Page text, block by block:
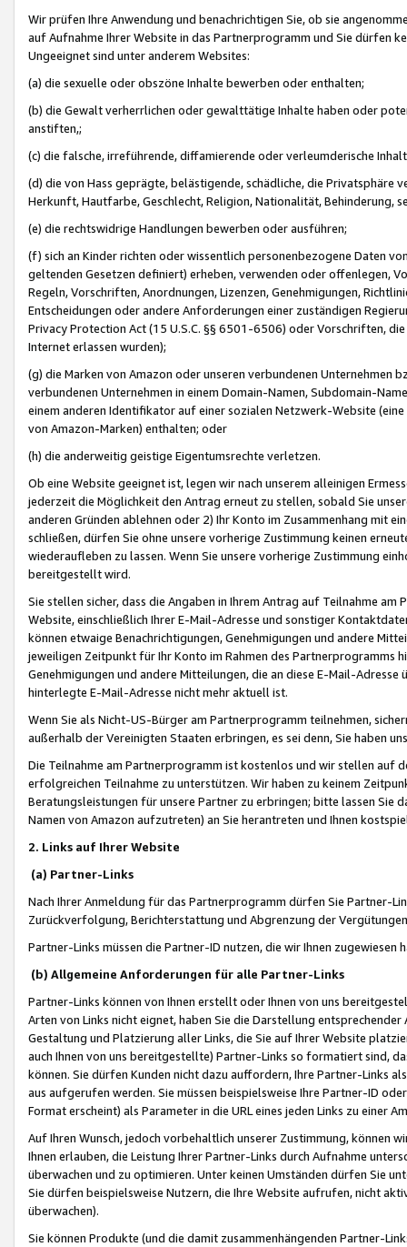
Wir prüfen Ihre Anwendung und benachrichtigen Sie, ob sie
auf Aufnahme Ihrer Website in das Partnerprogramm und Sie dürfen
Ungeeignet sind unter anderem Websites:
(a) die sexuelle oder obszöne Inhalte bewerben oder enthalten;
(b) die Gewalt verherrlichen oder gewalttätige Inhalte haben oder
anstiften,;
(c) die falsche, irreführende, diffamierende oder verleumderische
(d) die von Hass geprägte, belästigende, schädliche, die Privatsphäre
Herkunft, Hautfarbe, Geschlecht, Religion, Nationalität, Behinderung,
(e) die rechtswidrige Handlungen bewerben oder ausführen;
(f) sich an Kinder richten oder wissentlich personenbezogene Daten
geltenden Gesetzen definiert) erheben, verwenden oder offenlegen,
Regeln, Vorschriften, Anordnungen, Lizenzen, Genehmigungen,
Entscheidungen oder andere Anforderungen einer zuständigen
Privacy Protection Act (15 U.S.C. §§ 6501-6506) oder Vorschriften,
Internet erlassen wurden);
(g) die Marken von Amazon oder unseren verbundenen Unternehmen
verbundenen Unternehmen in einem Domain-Namen, Subdomain-
einem anderen Identifikator auf einer sozialen Netzwerk-Website
von Amazon-Marken) enthalten; oder
(h) die anderweitig geistige Eigentumsrechte verletzen.
Ob eine Website geeignet ist, legen wir nach unserem alleinigen
jederzeit die Möglichkeit den Antrag erneut zu stellen, sobald Sie
anderen Gründen ablehnen oder 2) Ihr Konto im Zusammenhang mit
schließen, dürfen Sie ohne unsere vorherige Zustimmung keinen
wiederaufleben zu lassen. Wenn Sie unsere vorherige Zustimmung
bereitgestellt wird.
Sie stellen sicher, dass die Angaben in Ihrem Antrag auf Teilnahme
Website, einschließlich Ihrer E-Mail-Adresse und sonstiger
können etwaige Benachrichtigungen, Genehmigungen und andere
jeweiligen Zeitpunkt für Ihr Konto im Rahmen des Partnerprogramms
Genehmigungen und andere Mitteilungen, die an diese E-Mail-
hinterlegte E-Mail-Adresse nicht mehr aktuell ist.
Wenn Sie als Nicht-US-Bürger am Partnerprogramm teilnehmen,
außerhalb der Vereinigten Staaten erbringen, es sei denn, Sie haben
Die Teilnahme am Partnerprogramm ist kostenlos und wir stellen auf
erfolgreichen Teilnahme zu unterstützen. Wir haben zu keinem
Beratungsleistungen für unsere Partner zu erbringen; bitte lassen Sie
Namen von Amazon aufzutreten) an Sie herantreten und Ihnen
2. Links auf Ihrer Website
(a) Partner-Links
Nach Ihrer Anmeldung für das Partnerprogramm dürfen Sie Partner-
Zurückverfolgung, Berichterstattung und Abgrenzung der
Partner-Links müssen die Partner-ID nutzen, die wir Ihnen zugewiesen
(b) Allgemeine Anforderungen für alle Partner-Links
Partner-Links können von Ihnen erstellt oder Ihnen von uns
Arten von Links nicht eignet, haben Sie die Darstellung
Gestaltung und Platzierung aller Links, die Sie auf Ihrer Website
auch Ihnen von uns bereitgestellte) Partner-Links so formatiert sind,
können. Sie dürfen Kunden nicht dazu auffordern, Ihre Partner-Links
aus aufgerufen werden. Sie müssen beispielsweise Ihre Partner-ID
Format erscheint) als Parameter in die URL eines jeden Links zu einer
Auf Ihren Wunsch, jedoch vorbehaltlich unserer Zustimmung, können
Ihnen erlauben, die Leistung Ihrer Partner-Links durch Aufnahme
überwachen und zu optimieren. Unter keinen Umständen dürfen Sie
Sie dürfen beispielsweise Nutzern, die Ihre Website aufrufen, nicht
überwachen).
Sie können Produkte (und die damit zusammenhängenden Partner-